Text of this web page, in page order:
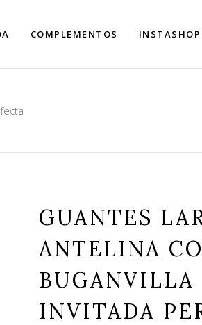
COMPLEMENTOS INSTASHOP
GUANTES
ANTELINA
BUGANVILLA
INVITADA